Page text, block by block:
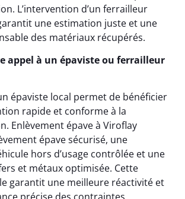
L’intervention d’un ferrailleur
une estimation juste et une
des matériaux récupérés.
appel à un épaviste ou ferrailleur
épaviste local permet de bénéficier
rapide et conforme à la
Enlèvement épave à Viroflay
épave sécurisé, une
hors d’usage contrôlée et une
et métaux optimisée. Cette
garantit une meilleure réactivité et